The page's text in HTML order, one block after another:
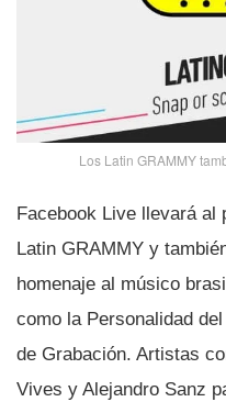
Los Latin GRAMMY
Facebook Live llevará al
Latin GRAMMY y
homenaje al músico
como la Personalidad
de Grabación. Artistas
Vives y Alejandro Sanz